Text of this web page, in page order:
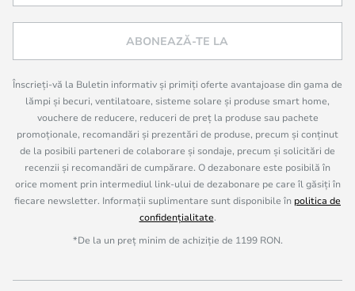
ABONEAZĂ-TE LA
Înscrieți-vă la Buletin informativ și primiți oferte avantajoase din gama de
lămpi și becuri, ventilatoare, sisteme solare și produse smart home,
vouchere de reducere, reduceri de preț la produse sau pachete
promoționale, recomandări și prezentări de produse, precum și conținut
de la posibili parteneri de colaborare și sondaje, precum și solicitări de
recenzii și recomandări de cumpărare. O dezabonare este posibilă în
orice moment prin intermediul link-ului de dezabonare pe care îl găsiți în
fiecare newsletter. Informații suplimentare sunt disponibile în politica de
confidențialitate.
*De la un preț minim de achiziție de 1199 RON.